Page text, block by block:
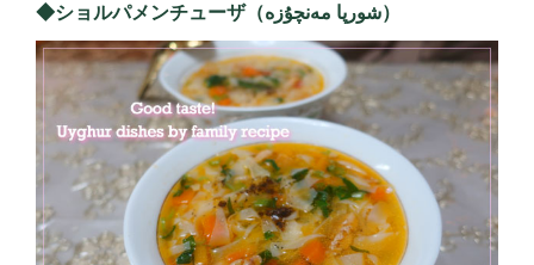
◆ショルパメンチューザ（شورپا مەنچۇزە）